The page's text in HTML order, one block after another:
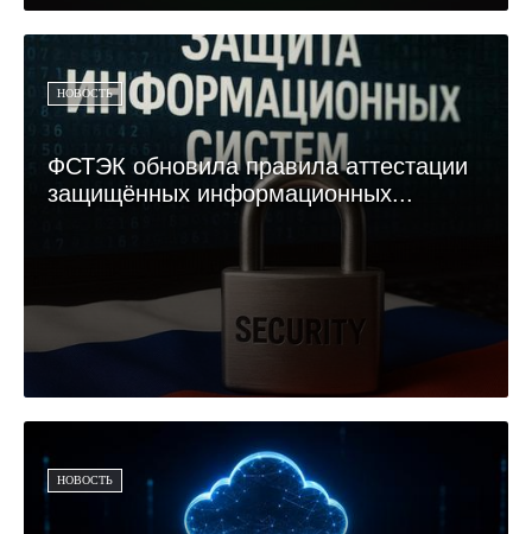
НОВОСТЬ
ФСТЭК обновила правила аттестации
защищённых информационных...
НОВОСТЬ